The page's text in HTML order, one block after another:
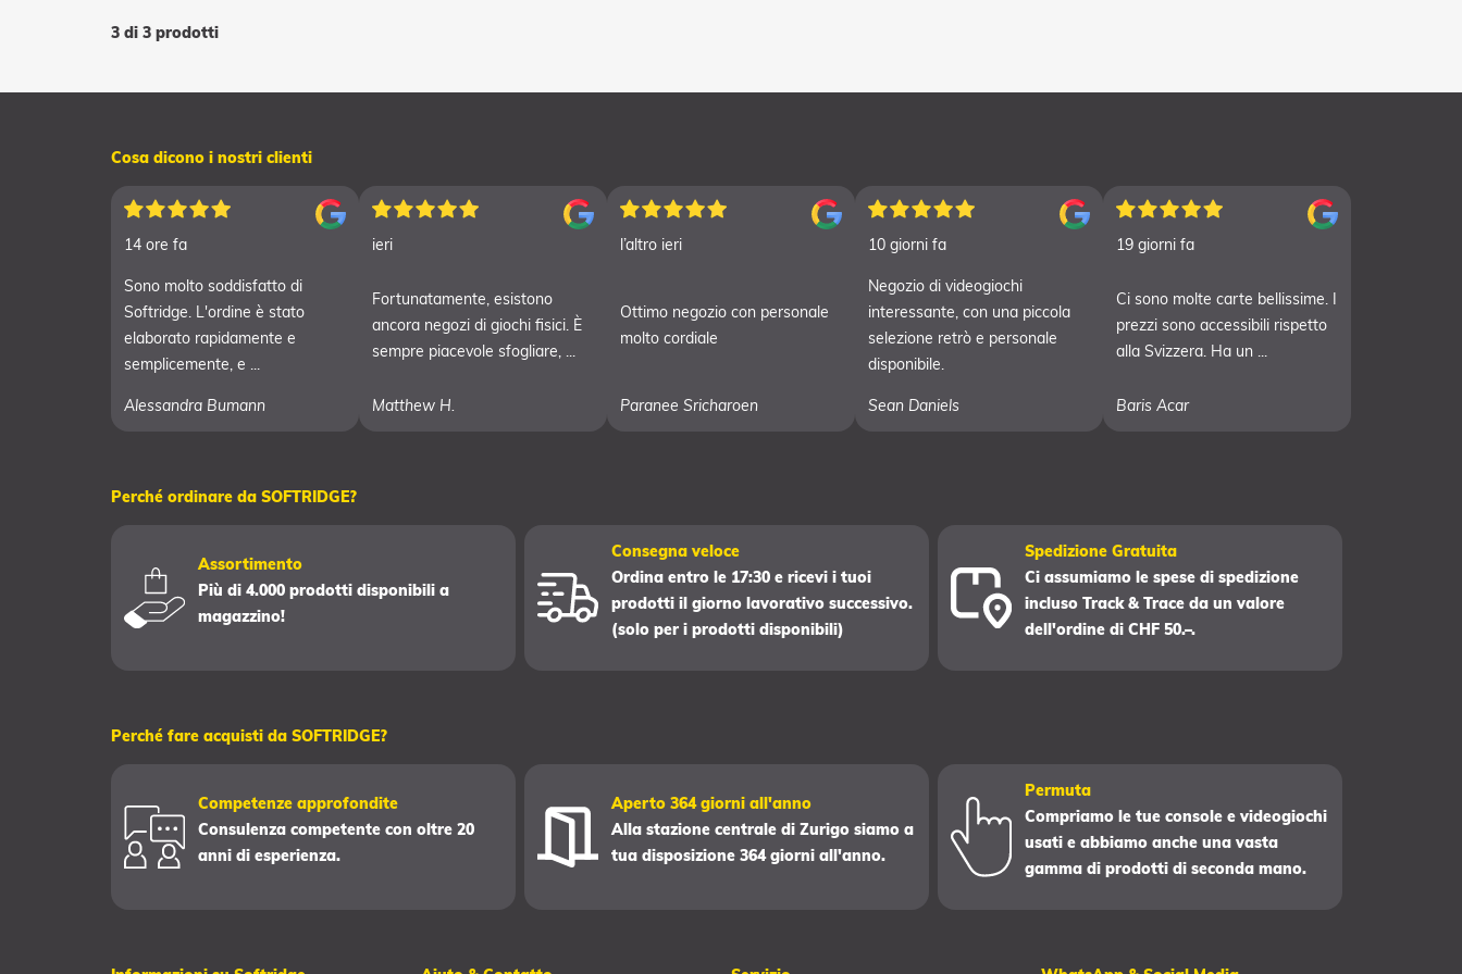
3 di 3 prodotti
Cosa dicono i nostri clienti
14 ore fa
Sono molto soddisfatto di
Softridge. L'ordine è stato
elaborato rapidamente e
semplicemente, e ...
Alessandra Bumann
ieri
Fortunatamente, esistono
ancora negozi di giochi fisici. È
sempre piacevole sfogliare, ...
Matthew H.
l’altro ieri
Ottimo negozio con personale
molto cordiale
Paranee Sricharoen
10 giorni fa
Negozio di videogiochi
interessante, con una piccola
selezione retrò e personale
disponibile.
Sean Daniels
19 giorni fa
Ci sono molte carte bellissime. I
prezzi sono accessibili rispetto
alla Svizzera. Ha un ...
Baris Acar
Perché ordinare da SOFTRIDGE?
Assortimento
Più di 4.000 prodotti disponibili a
magazzino!
Consegna veloce
Ordina entro le 17:30 e ricevi i tuoi
prodotti il giorno lavorativo successivo.
(solo per i prodotti disponibili)
Spedizione Gratuita
Ci assumiamo le spese di spedizione
incluso Track & Trace da un valore
dell'ordine di CHF 50.–.
Perché fare acquisti da SOFTRIDGE?
Competenze approfondite
Consulenza competente con oltre 20
anni di esperienza.
Aperto 364 giorni all'anno
Alla stazione centrale di Zurigo siamo a
tua disposizione 364 giorni all'anno.
Permuta
Compriamo le tue console e videogiochi
usati e abbiamo anche una vasta
gamma di prodotti di seconda mano.